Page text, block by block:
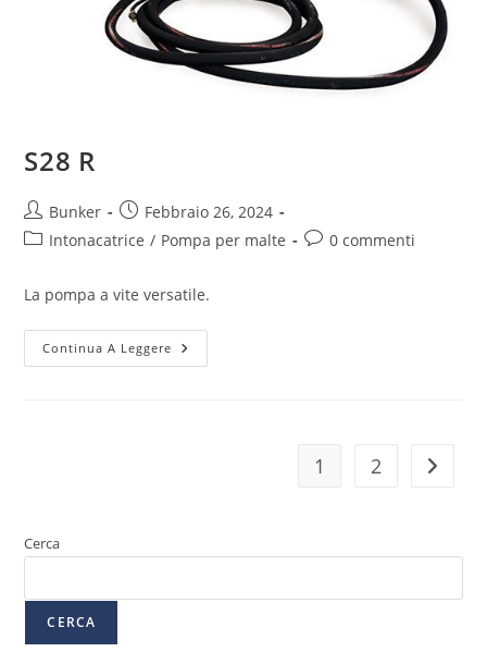
S28 R
Bunker
Febbraio 26, 2024
Intonacatrice / Pompa per malte 0 commenti
La pompa a vite versatile.
Continua A Leggere
1 2
Cerca
CERCA